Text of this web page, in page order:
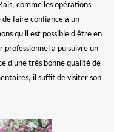
comme les opérations
faire confiance à un
qu'il est possible d'être en
professionnel a pu suivre un
d'une très bonne qualité de
il suffit de visiter son